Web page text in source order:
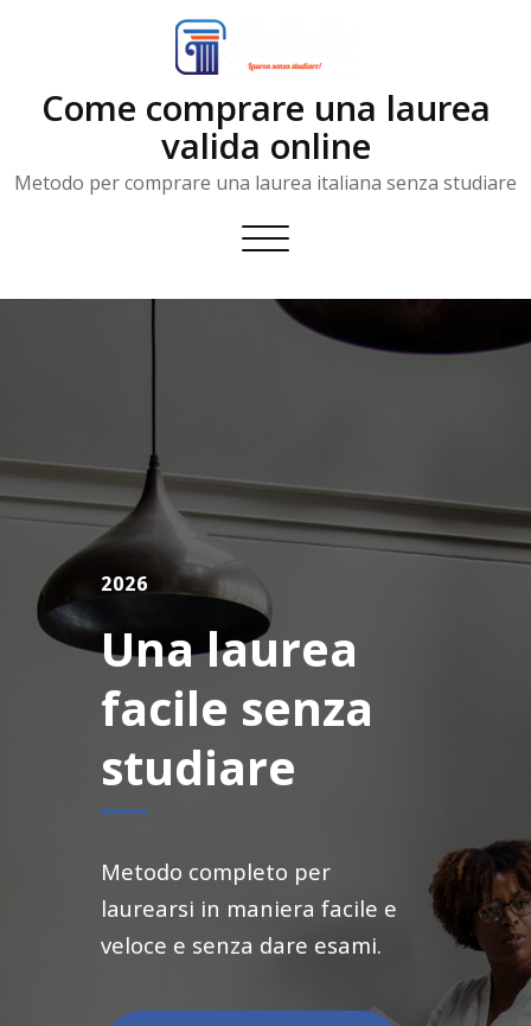
Come comprare una laurea
valida online
Metodo per comprare una laurea italiana senza studiare
Toggle
2026
Una laurea
facile senza
studiare
Metodo completo per
laurearsi in maniera facile e
veloce e senza dare esami.